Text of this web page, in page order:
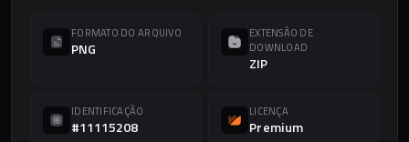
FORMATO DO ARQUIVO
PNG
EXTENSÃO DE
DOWNLOAD
ZIP
IDENTIFICAÇÃO
#11115208
LICENÇA
Premium